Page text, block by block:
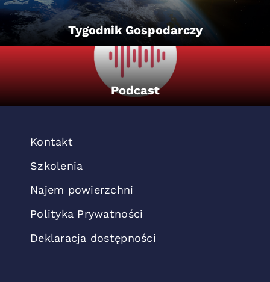
Tygodnik Gospodarczy
Podcast
Kontakt
Szkolenia
Najem powierzchni
Polityka Prywatności
Deklaracja dostępności